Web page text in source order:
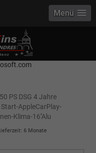
Points to address or value:
Host
or value: selector2-aee-
Menü
PS DSG 4 Jahre
AppleCarPlay-
Klima-16''Alu
6 Monate